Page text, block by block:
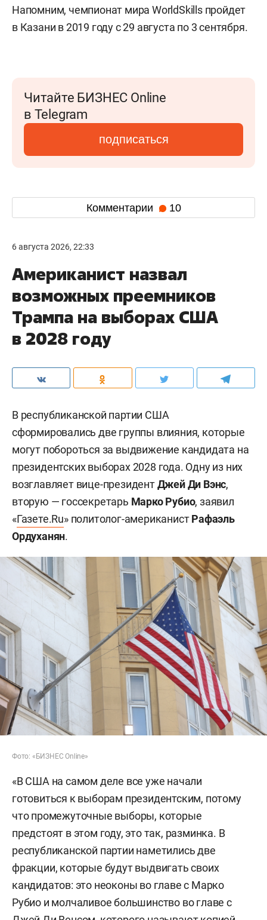
Напомним, чемпионат мира WorldSkills пройдет
в Казани в 2019 году с 29 августа по 3 сентября.
Читайте БИЗНЕС Online
в Telegram
подписаться
Комментарии 10
6 августа 2026, 22:33
Американист назвал
возможных преемников
Трампа на выборах США
в 2028 году
В республиканской партии США
сформировались две группы влияния, которые
могут побороться за выдвижение кандидата на
президентских выборах 2028 года. Одну из них
возглавляет вице-президентДжей Ди Вэнс,
вторую — госсекретарь Марко Рубио, заявил
«Газете.Ru» политолог-американистРафаэль
Ордуханян.
Фото: «БИЗНЕС Online»
«В США на самом деле все уже начали
готовиться к выборам президентским, потому
что промежуточные выборы, которые
предстоят в этом году, это так, разминка. В
республиканской партии наметились две
фракции, которые будут выдвигать своих
кандидатов: это неоконы во главе с Марко
Рубио и молчаливое большинство во главе с